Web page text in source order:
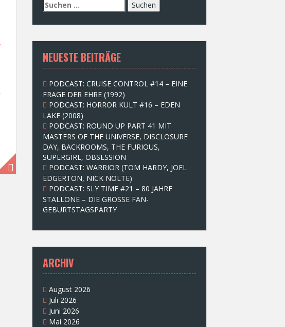
S
u
c
e
n
n
c
h
:
NEUESTE BEITRÄGE
PODCAST: CRUISE CONTROL #14 – EINE
FRAGE DER EHRE (1992)
PODCAST: HORROR KULT #16 – EDEN
LAKE (2008)
PODCAST: ROUND UP PART 41 MIT
MASTERS OF THE UNIVERSE, DISCLOSURE
DAY, BACKROOMS, THE FURIOUS,
SUPERGIRL, OBSESSION
PODCAST: WARRIOR (TOM HARDY, JOEL
EDGERTON, NICK NOLTE)
PODCAST: SLY TIME #21 – 80 JAHRE
STALLONE – DIE GROSSE FAN-
GEBURTSTAGSPARTY
ARCHIV
August 2026
Juli 2026
Juni 2026
Mai 2026